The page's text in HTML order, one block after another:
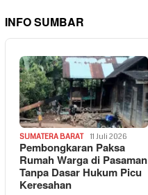
INFO SUMBAR
SUMATERA BARAT 11 Juli 2026
Pembongkaran Paksa
Rumah Warga di Pasaman
Tanpa Dasar Hukum Picu
Keresahan